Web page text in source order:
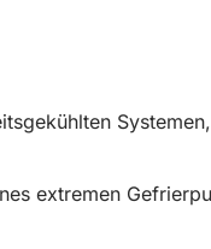
extremen